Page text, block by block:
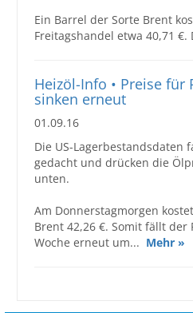
Ein Barrel der Sorte Brent
Freitagshandel etwa 40,71 €.
Heizöl-Info • Preise für
sinken erneut
01.09.16
Die US-Lagerbestandsdaten
gedacht und drücken die
unten.
Am Donnerstagmorgen
Brent 42,26 €. Somit fällt
Woche erneut um... Mehr »